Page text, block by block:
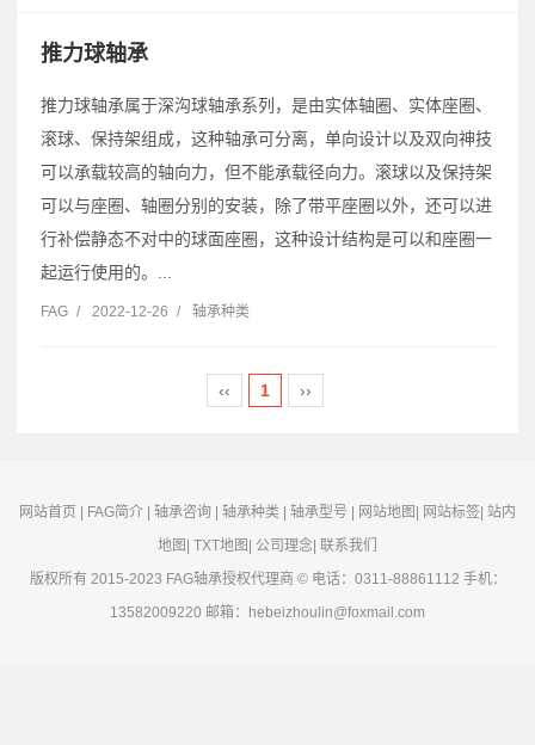
推力球轴承
推力球轴承属于深沟球轴承系列，是由实体轴圈、实体座圈、
滚球、保持架组成，这种轴承可分离，单向设计以及双向神技
可以承载较高的轴向力，但不能承载径向力。滚球以及保持架
可以与座圈、轴圈分别的安装，除了带平座圈以外，还可以进
行补偿静态不对中的球面座圈，这种设计结构是可以和座圈一
起运行使用的。...
FAG / 2022-12-26 / 轴承种类
‹‹ 1 ››
网站首页 FAG简介 轴承咨询 轴承种类 轴承型号 网站地图 网站标签 站内
地图 TXT地图 公司理念 联系我们
版权所有 2015-2023 FAG轴承授权代理商 © 电话：0311-88861112 手机：
13582009220 邮箱：hebeizhoulin@foxmail.com